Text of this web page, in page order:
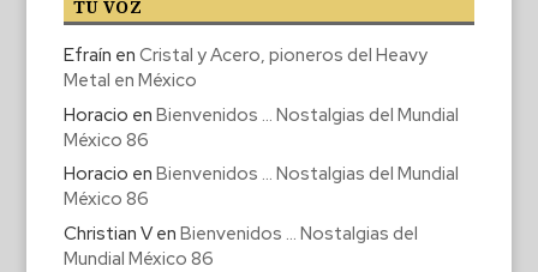
TU VOZ
Efraín en Cristal y Acero, pioneros del Heavy
Metal en México
Horacio en Bienvenidos … Nostalgias del Mundial
México 86
Horacio en Bienvenidos … Nostalgias del Mundial
México 86
Christian Ven Bienvenidos … Nostalgias del
Mundial México 86